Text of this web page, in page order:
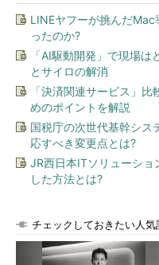
なお、仮想マシンギャラ
版で提供されますが、コン
（Language）」から「日
インストールすれば、完全
）。Windows 7 SP1の場
の更新プログラムから「日
ことができます。
LINEヤフーが挑んだ
ったのか?
「AI駆動開発」で現場
とサイロの解消
「決済関連サービス」
めのポイントを解説
国税庁の次世代基幹シス
応すべき変更点とは?
JR西日本ITソリューショ
した方法とは?
チェックしておきたい人気